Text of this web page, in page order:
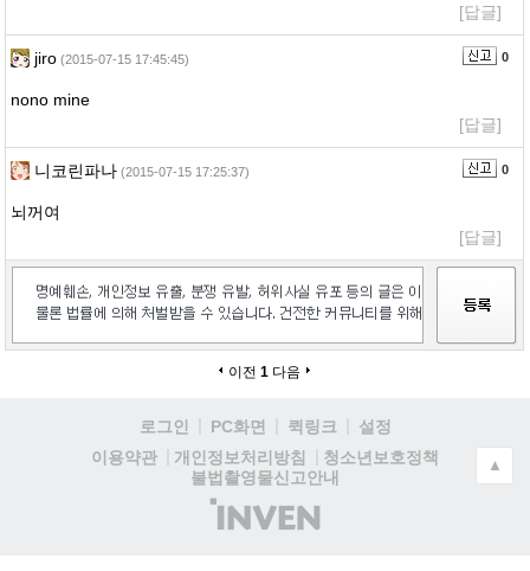
[답글]
jiro (2015-07-15 17:45:45) 0
nono mine
[답글]
니코린파나 (2015-07-15 17:25:37) 0
뇌꺼여
[답글]
이전 1 다음
로그인 PC화면 퀵링크
설정
이용약관
개인정보처리방침
청소년보호정책
불법촬영물신고안내
(주)
인
▲